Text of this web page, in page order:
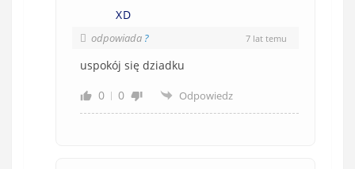
XD
odpowiada ? 7 lat temu
uspokój się dziadku
0
0 Odpowiedz